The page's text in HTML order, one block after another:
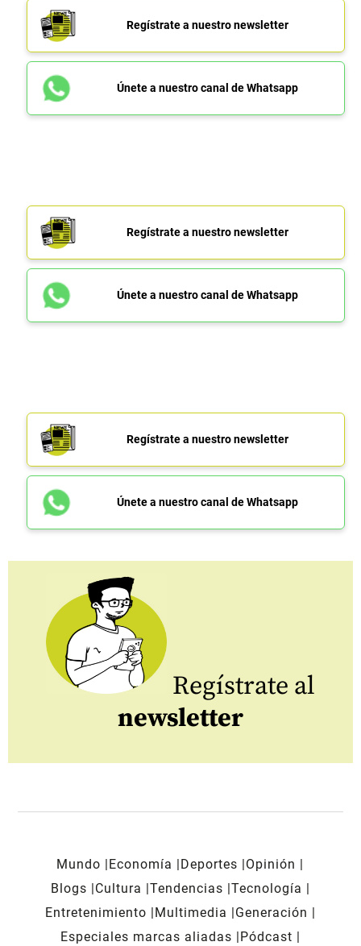
Regístrate a nuestro newsletter
Únete a nuestro canal de Whatsapp
Regístrate a nuestro newsletter
Únete a nuestro canal de Whatsapp
Regístrate a nuestro newsletter
Únete a nuestro canal de Whatsapp
Regístrate al
newsletter
Mundo Economía Deportes
Opinión
Blogs
Cultura Tendencias Tecnología
Entretenimiento
Multimedia
Generación
Especiales marcas aliadas
Pódcast